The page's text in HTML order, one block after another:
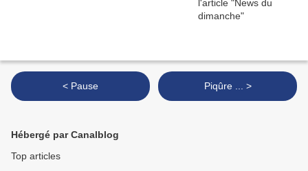
< Pause Piqûre ... >
Hébergé par Canalblog
Top articles